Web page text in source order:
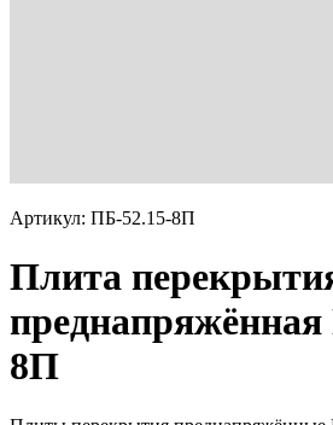
Артикул: ПБ-52.15-8П
Плита
8П